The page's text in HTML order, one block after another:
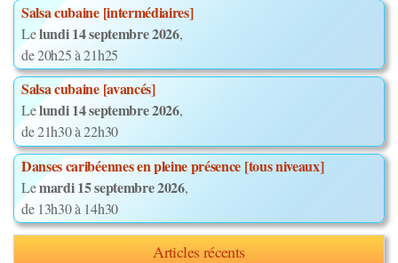
Salsa cubaine [intermédiaires]
Lelundi 14 septembre 2026,
de 20h25 à 21h25
Salsa cubaine [avancés]
Lelundi 14 septembre 2026,
de 21h30 à 22h30
Danses caribéennes en pleine présence [tous niveaux]
Lemardi 15 septembre 2026,
de 13h30 à 14h30
Articles récents